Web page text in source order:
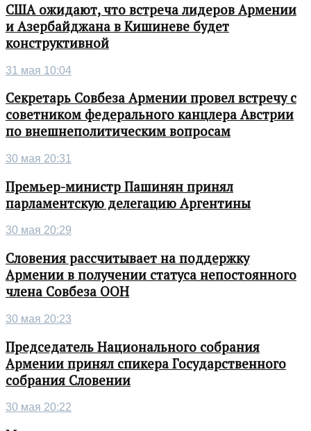
США ожидают, что встреча лидеров Армении
и Азербайджана в Кишиневе будет
конструктивной
31 мая 10:04
Секретарь Совбеза Армении провел встречу с
советником федерального канцлера Австрии
по внешнеполитическим вопросам
30 мая 20:31
Премьер-министр Пашинян принял
парламентскую делегацию Аргентины
30 мая 20:29
Словения рассчитывает на поддержку
Армении в получении статуса непостоянного
члена Совбеза ООН
30 мая 20:23
Председатель Национального собрания
Армении принял спикера Государственного
собрания Словении
30 мая 20:22